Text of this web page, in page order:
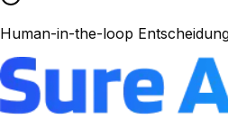
Human-in-the-loop